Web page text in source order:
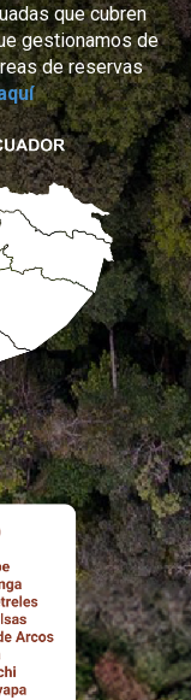
que cubren
gestionamos de
de reservas